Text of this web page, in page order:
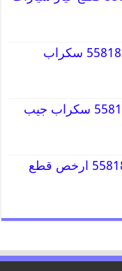
قطع غيار باجيرو 55818355 سكراب
قطع غيار جيب 55818355 سكراب جيب
قطع غيار دودج 55818355 ارخص قطع